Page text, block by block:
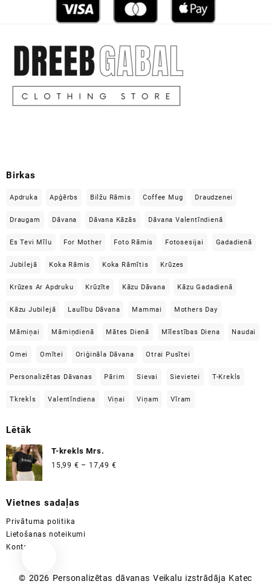
Birkas
Apdruka Apģērbs Bilžu Rāmis Coffee Mug Draudzenei
Draugam Dāvana Dāvana Kāzās Dāvana Valentīndienā
Es Tevi Mīlu For Mother Foto Rāmis Fotosesijai Gadadienā
Jubilejā Koka Rāmis Koka Rāmītis Krūzes
Krūzes Ar Apdruku Krūzīte Kāzu Dāvana Kāzu Gadadienā
Kāzu Jubilejā Laulību Dāvana Mammai Mothers Day
Māmiņai Māmiņdienā Mātes Dienā Mīlestības Diena Naudai
Omei Omītei Oriģināla Dāvana Otrai Pusītei
Personalizētas Dāvanas Pārim Sievai Sievietei T-Krekls
Tkrekls Valentīndiena Viņai Viņam Vīram
Lētāk
T-krekls Mrs.
15,99 € – 17,49 €
Vietnes sadaļas
Privātuma politika
Lietošanas noteikumi
Kontakti
© 2026 Personalizētas dāvanas Veikalu izstrādāja Katec